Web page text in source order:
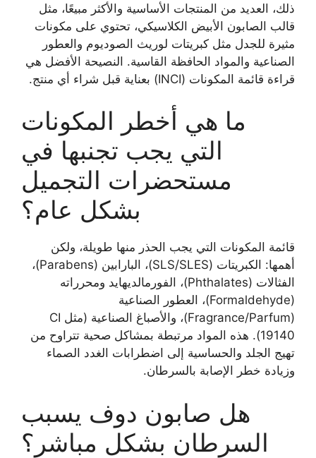
ذلك، العديد من المنتجات الأساسية والأكثر مبيعًا، مثل
قالب الصابون الأبيض الكلاسيكي، تحتوي على مكونات
مثيرة للجدل مثل كبريتات لوريث الصوديوم والعطور
الصناعية والمواد الحافظة القاسية. النصيحة الأفضل هي
قراءة قائمة المكونات (INCI) بعناية قبل شراء أي منتج.
ما هي أخطر المكونات
التي يجب تجنبها في
مستحضرات التجميل
بشكل عام؟
قائمة المكونات التي يجب الحذر منها طويلة، ولكن
أهمها: الكبريتات (SLS/SLES)، البارابين (Parabens)،
الفثالات (Phthalates)، الفورمالديهايد ومحرراته
(Formaldehyde)، العطور الصناعية
(Fragrance/Parfum)، والأصباغ الصناعية (مثل CI
19140). هذه المواد مرتبطة بمشاكل صحية تتراوح من
تهيج الجلد والحساسية إلى اضطرابات الغدد الصماء
وزيادة خطر الإصابة بالسرطان.
هل صابون دوف يسبب
السرطان بشكل مباشر؟